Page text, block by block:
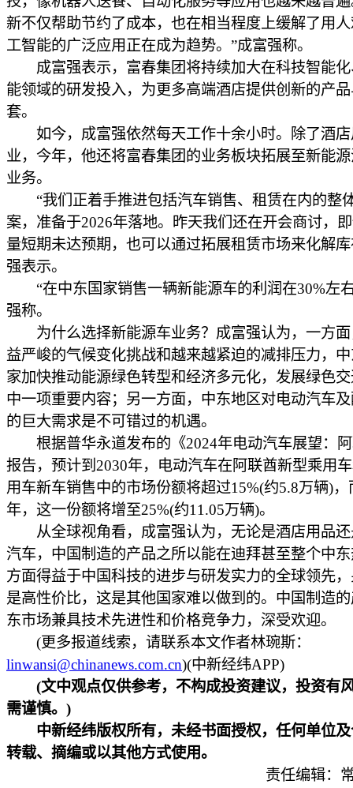
新不仅帮助节约了成本，也在相当程度上缓解了用
工智能的广泛应用正在成为趋势。”成富强称。
成富强表示，富春集团将持续加大在科技智能化
能领域的研发投入，为更多高端酒店提供创新的产
套。
如今，成富强依然每天工作十余小时。除了酒店
业，今年，他还将富春集团的业务板块拓展至新能
业务。
“我们正着手推进包括汽车销售、租赁在内的整
案，准备于2026年落地。昨天我们还在开会商讨，
量短期未达预期，也可以通过拓展租赁市场来化解
强表示。
“在中东国家销售一辆新能源车的利润在30%左
强称。
为什么选择新能源车业务？成富强认为，一方面
益严峻的气候变化挑战和越来越紧迫的减排压力，
家加快推动能源绿色转型和经济多元化，发展绿色
中一项重要内容；另一方面，中东地区对电动汽车
的巨大需求是不可错过的机遇。
根据普华永道发布的《2024年电动汽车展望：
报告，预计到2030年，电动汽车在阿联酋新型乘用
用车新车销售中的市场份额将超过15%(约5.8万辆)，
年，这一份额将增至25%(约11.05万辆)。
从全球视角看，成富强认为，无论是酒店用品还
汽车，中国制造的产品之所以能在迪拜甚至整个中
方面得益于中国科技的进步与研发实力的全球领先
是高性价比，这是其他国家难以做到的。中国制造
东市场兼具技术先进性和价格竞争力，深受欢迎。
(更多报道线索，请联系本文作者林琬斯：
linwansi@chinanews.com.cn)(中新经纬APP)
(文中观点仅供参考，不构成投资建议，投资有
需谨慎。)
中新经纬版权所有，未经书面授权，任何单位
转载、摘编或以其他方式使用。
责任编辑：